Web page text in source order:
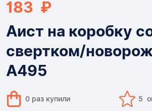
183 ₽
Аист на коробку
свертком/
А495
0 раз купили 5